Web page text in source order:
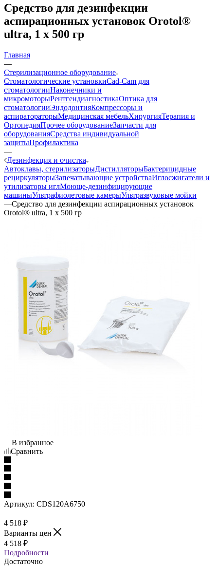
Средство для дезинфекции
аспирационных установок Orotol®
ultra, 1 х 500 гр
Главная
—
Стерилизационное оборудование
Стоматологические установкиCad-Cam для
стоматологииНаконечники и
микромоторыРентгендиагностикаОптика для
стоматологииЭндодонтияКомпрессоры и
аспиратораторыМедицинская мебельХирургияТерапия и
ОртопедияПрочее оборудованиеЗапчасти для
оборудованияСредства индивидуальной
защитыПрофилактика
—
Дезинфекция и очистка
Автоклавы, стерилизаторыДистилляторыБактерицидные
рециркуляторыЗапечатывающие устройстваИглосжигатели и
утилизаторы иглМоюще-дезинфицирующие
машиныУльтрафиолетовые камерыУльтразвуковые мойки
—Средство для дезинфекции аспирационных установок
Orotol® ultra, 1 х 500 гр
В избранное
Сравнить
Артикул: CDS120A6750
4 518 ₽
Варианты цен
4 518 ₽
Подробности
Достаточно